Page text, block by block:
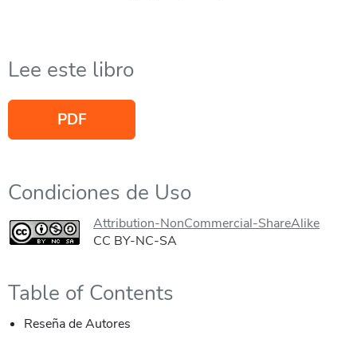
Lee este libro
PDF
Condiciones de Uso
Attribution-NonCommercial-ShareAlike
CC BY-NC-SA
Table of Contents
Reseña de Autores